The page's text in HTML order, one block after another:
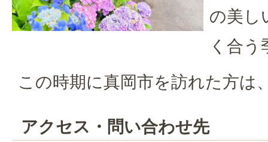
の美し
く合う
この時期に真岡市を訪れた方は
アクセス・問い合わせ先